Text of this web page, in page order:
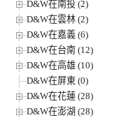
D&W在南投 (2)
D&W在雲林 (2)
D&W在嘉義 (6)
D&W在台南 (12)
D&W在高雄 (10)
D&W在屏東 (0)
D&W在花蓮 (28)
D&W在澎湖 (28)